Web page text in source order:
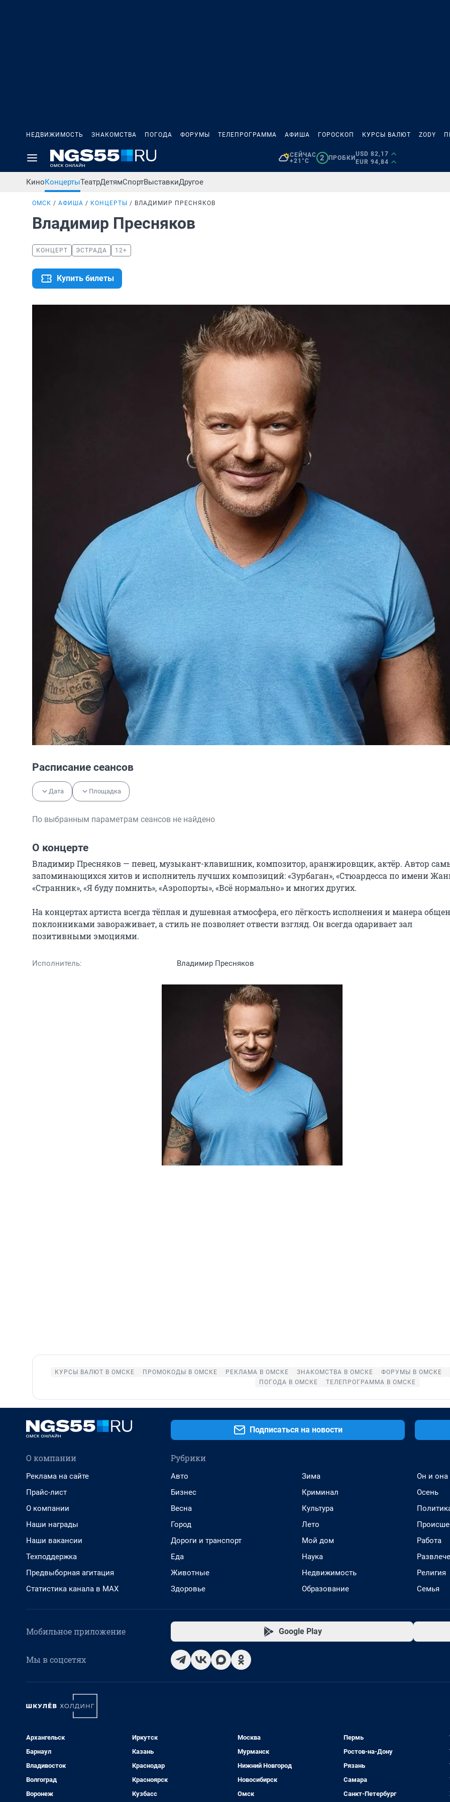
НЕДВИЖИМОСТЬ ЗНАКОМСТВА ПОГОДА ФОРУМЫ ТЕЛЕПРОГРАММА АФИША ГОРОСКОП КУРСЫ ВАЛЮТ ZODY
СЕЙЧАС
+21°C
2 ПРОБКИ
USD 82,17
EUR 94,84
КиноКонцертыТеатрДетямСпортВыставкиДругое
ОМСК АФИША КОНЦЕРТЫ ВЛАДИМИР ПРЕСНЯКОВ
Владимир Пресняков
КОНЦЕРТ ЭСТРАДА 12+
Купить билеты
Расписание сеансов
Дата Площадка
По выбранным параметрам сеансов не найдено
О концерте
Владимир Пресняков — певец, музыкант-клавишник, композитор, аранжировщик, актёр. Автор
запоминающихся хитов и исполнитель лучших композиций: «Зурбаган», «Стюардесса по имени
«Странник», «Я буду помнить», «Аэропорты», «Всё нормально» и многих других.
На концертах артиста всегда тёплая и душевная атмосфера, его лёгкость исполнения и манера
поклонниками завораживает, а стиль не позволяет отвести взгляд. Он всегда одаривает зал
позитивными эмоциями.
Исполнитель: Владимир Пресняков
КУРСЫ ВАЛЮТ В ОМСКЕ ПРОМОКОДЫ В ОМСКЕ РЕКЛАМА В ОМСКЕ ЗНАКОМСТВА В ОМСКЕ
ФОРУМЫ В ОМСКЕ
ПОГОДА В ОМСКЕ
ТЕЛЕПРОГРАММА В ОМСКЕ
Подписаться на новости
О компании
Реклама на сайте
Прайс-лист
О компании
Наши награды
Наши вакансии
Техподдержка
Предвыборная агитация
Статистика канала в MAX
Рубрики
Авто
Бизнес
Весна
Город
Дороги и транспорт
Еда
Животные
Здоровье
Зима
Криминал
Культура
Лето
Мой дом
Наука
Недвижимость
Образование
Он и она
Осень
Работа
Религия
Семья
Мобильное приложение Google Play
Мы в соцсетях
Архангельск
Барнаул
Владивосток
Волгоград
Воронеж
Иркутск
Казань
Краснодар
Красноярск
Кузбасс
Москва
Мурманск
Нижний Новгород
Новосибирск
Омск
Пермь
Ростов-на-Дону
Рязань
Самара
Санкт-Петербург